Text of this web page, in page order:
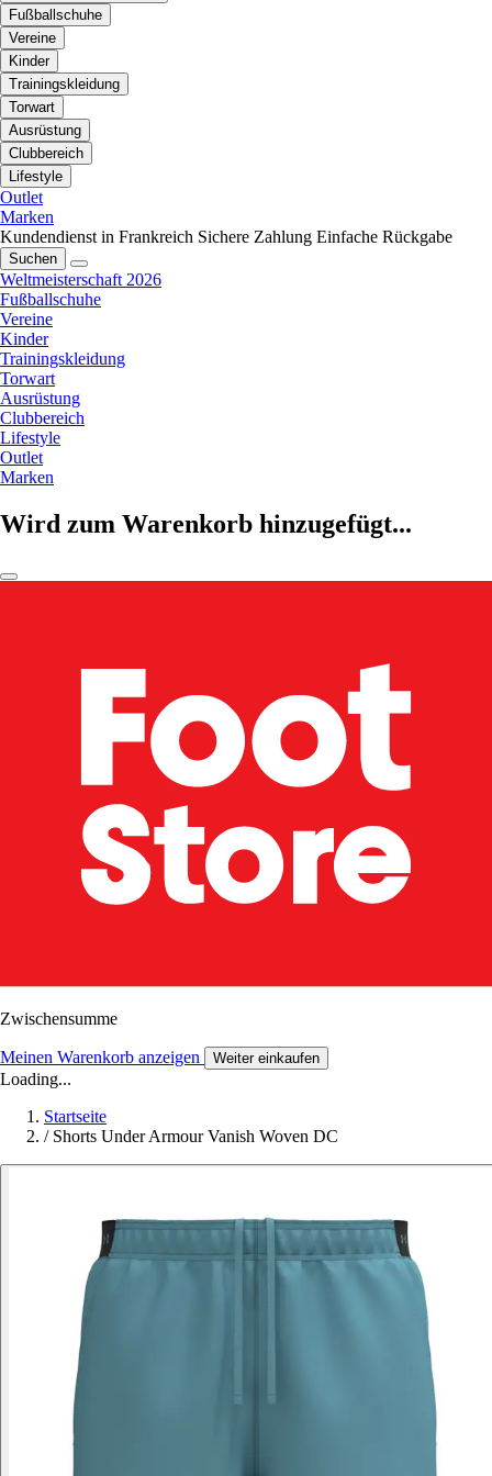
Fußballschuhe
Vereine
Kinder
Trainingskleidung
Torwart
Ausrüstung
Clubbereich
Lifestyle
Outlet
Marken
Kundendienst in Frankreich Sichere Zahlung Einfache Rückgabe
Suchen
Weltmeisterschaft 2026
Fußballschuhe
Vereine
Kinder
Trainingskleidung
Torwart
Ausrüstung
Clubbereich
Lifestyle
Outlet
Marken
Wird zum Warenkorb hinzugefügt...
Zwischensumme
Meinen Warenkorb anzeigen Weiter einkaufen
Loading...
Startseite
/ Shorts Under Armour Vanish Woven DC